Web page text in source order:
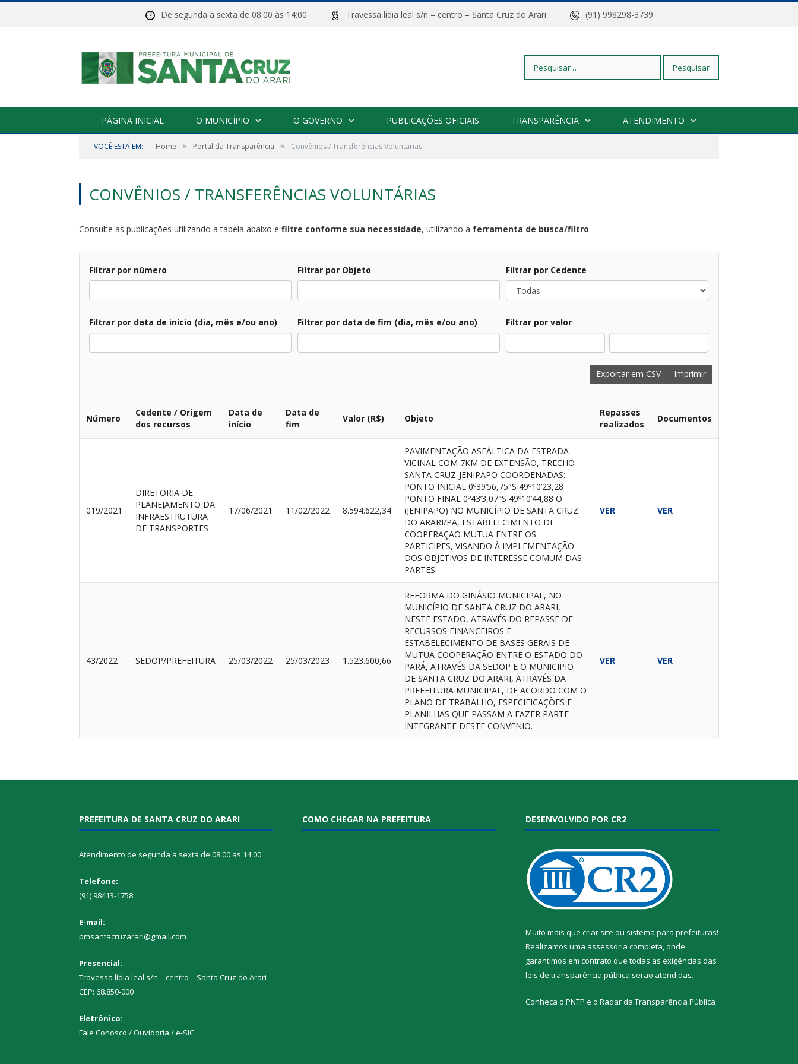
De segunda a sexta de 08:00 às 14:00 Travessa lídia leal s/n – centro – Santa Cruz do Arari (91) 998298-3739
Pesquisar
PÁGINA INICIAL O MUNICÍPIO O GOVERNO PUBLICAÇÕES OFICIAIS TRANSPARÊNCIA ATENDIMENTO
VOCÊ ESTÁ EM: Home » Portal da Transparência » Convênios / Transferências Voluntárias
CONVÊNIOS / TRANSFERÊNCIAS VOLUNTÁRIAS
Consulte as publicações utilizando a tabela abaixo e filtre conforme sua necessidade, utilizando a ferramenta de busca/filtro.
Filtrar por número Filtrar por Objeto Filtrar por Cedente
Filtrar por data de início (dia, mês e/ou ano) Filtrar por data de fim (dia, mês e/ou ano) Filtrar por valor
Exportar em CSV Imprimir
Número
Cedente / Origem
dos recursos
Data de
início
Data de
fim
Valor (R$) Objeto
Repasses
realizados
Documentos
019/2021
DIRETORIA DE
PLANEJAMENTO DA
INFRAESTRUTURA
DE TRANSPORTES
17/06/2021 11/02/2022 8.594.622,34
PAVIMENTAÇÃO ASFÁLTICA DA ESTRADA
VICINAL COM 7KM DE EXTENSÃO, TRECHO
SANTA CRUZ-JENIPAPO COORDENADAS:
PONTO INICIAL 0º39’56,75″S 49º10’23,28
PONTO FINAL 0º43’3,07″S 49º10’44,88 O
(JENIPAPO) NO MUNICÍPIO DE SANTA CRUZ
DO ARARI/PA, ESTABELECIMENTO DE
COOPERAÇÃO MUTUA ENTRE OS
PARTICIPES, VISANDO À IMPLEMENTAÇÃO
DOS OBJETIVOS DE INTERESSE COMUM DAS
PARTES.
VER VER
43/2022 SEDOP/PREFEITURA 25/03/2022 25/03/2023 1.523.600,66
REFORMA DO GINÁSIO MUNICIPAL, NO
MUNICÍPIO DE SANTA CRUZ DO ARARI,
NESTE ESTADO, ATRAVÉS DO REPASSE DE
RECURSOS FINANCEIROS E
ESTABELECIMENTO DE BASES GERAIS DE
MUTUA COOPERAÇÃO ENTRE O ESTADO DO
PARÁ, ATRAVÉS DA SEDOP E O MUNICIPIO
DE SANTA CRUZ DO ARARI, ATRAVÉS DA
PREFEITURA MUNICIPAL, DE ACORDO COM O
PLANO DE TRABALHO, ESPECIFICAÇÕES E
PLANILHAS QUE PASSAM A FAZER PARTE
INTEGRANTE DESTE CONVENIO.
VER VER
PREFEITURA DE SANTA CRUZ DO ARARI
Atendimento de segunda a sexta de 08:00 as 14:00
Telefone:
(91) 98413-1758
E-mail:
pmsantacruzarari@gmail.com
Presencial:
Travessa lídia leal s/n – centro – Santa Cruz do Arari
CEP: 68.850-000
Eletrônico:
Fale Conosco / Ouvidoria / e-SIC
COMO CHEGAR NA PREFEITURA DESENVOLVIDO POR CR2
Muito mais que criar site ou sistema para prefeituras!
Realizamos uma assessoria completa, onde
garantimos em contrato que todas as exigências das
leis de transparência pública serão atendidas.
Conheça o PNTP e o Radar da Transparência Pública